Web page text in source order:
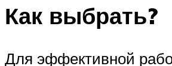
Как выбрать?
Для эффективной